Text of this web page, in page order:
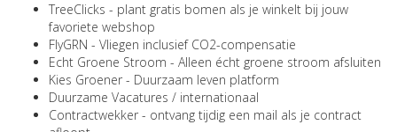
TreeClicks - plant gratis bomen als je winkelt bij jouw
favoriete webshop
FlyGRN - Vliegen inclusief CO2-compensatie
Echt Groene Stroom - Alleen écht groene stroom afsluiten
Kies Groener - Duurzaam leven platform
Duurzame Vacatures / internationaal
Contractwekker - ontvang tijdig een mail als je contract